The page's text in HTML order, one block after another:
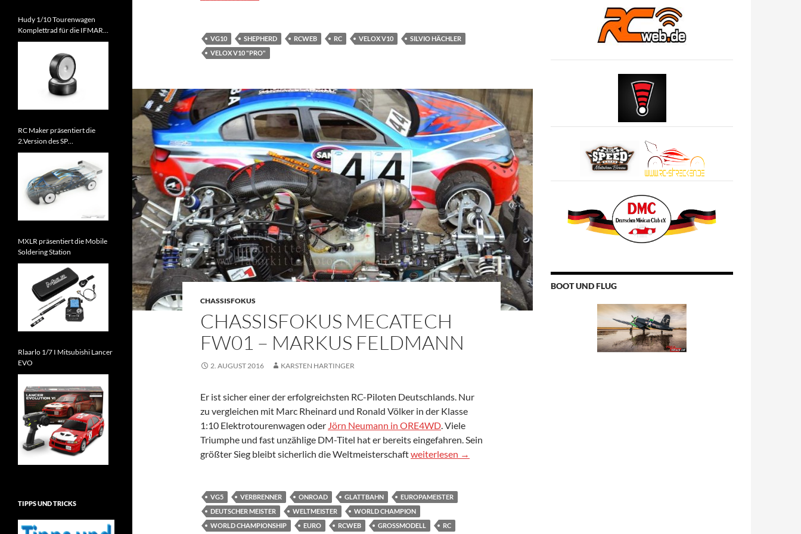
VG10 SHEPHERD RCWEB RC VELOX V10
SILVIO HÄCHLER
VELOX V10 "PRO"
CHASSISFOKUS
CHASSISFOKUS MECATECH
FW01 – MARKUS FELDMANN
2. AUGUST 2016 KARSTEN HARTINGER
Er ist sicher einer der erfolgreichsten RC-Piloten Deutschlands. Nur
zu vergleichen mit Marc Rheinard und Ronald Völker in der Klasse
1:10 Elektrotourenwagen oder Jörn Neumann in ORE4WD. Viele
Triumphe und fast unzählige DM-Titel hat er bereits eingefahren. Sein
größter Sieg bleibt sicherlich die WeltmeisterschaftChassisfokus Mecatech FW01 – Markus Feldmann
weiterlesen →
VG5 VERBRENNER ONROAD GLATTBAHN
EUROPAMEISTER
DEUTSCHER MEISTER
WELTMEISTER
WORLD CHAMPION
WORLD CHAMPIONSHIP
EURO RCWEB GROSSMODELL RC
BOOT UND FLUG
Hudy 1/10 Tourenwagen
Komplettrad für die IFMAR
WM 2026 zugelassen
RC Maker präsentiert die
2.Version des SP
Tourenwagens
MXLR präsentiert die Mobile
Soldering Station
Rlaarlo 1/7 I Mitsubishi Lancer
EVO
TIPPS UND TRICKS